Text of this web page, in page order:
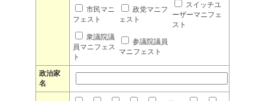
市民マニ
フェスト
政党マニフ
ェスト
スイッチユ
ーザーマニフェ
スト
衆議院議
員マニフェス
ト
参議院議員
マニフェスト
政治家
名